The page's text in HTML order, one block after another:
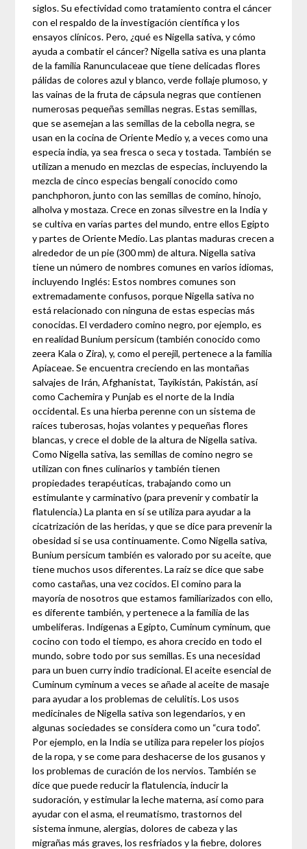
siglos. Su efectividad como tratamiento contra el cáncer
con el respaldo de la investigación científica y los
ensayos clínicos. Pero, ¿qué es Nigella sativa, y cómo
ayuda a combatir el cáncer? Nigella sativa es una planta
de la familia Ranunculaceae que tiene delicadas flores
pálidas de colores azul y blanco, verde follaje plumoso, y
las vainas de la fruta de cápsula negras que contienen
numerosas pequeñas semillas negras. Estas semillas,
que se asemejan a las semillas de la cebolla negra, se
usan en la cocina de Oriente Medio y, a veces como una
especia india, ya sea fresca o seca y tostada. También se
utilizan a menudo en mezclas de especias, incluyendo la
mezcla de cinco especias bengalí conocido como
panchphoron, junto con las semillas de comino, hinojo,
alholva y mostaza. Crece en zonas silvestre en la India y
se cultiva en varias partes del mundo, entre ellos Egipto
y partes de Oriente Medio. Las plantas maduras crecen a
alrededor de un pie (300 mm) de altura. Nigella sativa
tiene un número de nombres comunes en varios idiomas,
incluyendo Inglés: Estos nombres comunes son
extremadamente confusos, porque Nigella sativa no
está relacionado con ninguna de estas especias más
conocidas. El verdadero comino negro, por ejemplo, es
en realidad Bunium persicum (también conocido como
zeera Kala o Zira), y, como el perejil, pertenece a la familia
Apiaceae. Se encuentra creciendo en las montañas
salvajes de Irán, Afghanistat, Tayikistán, Pakistán, así
como Cachemira y Punjab es el norte de la India
occidental. Es una hierba perenne con un sistema de
raíces tuberosas, hojas volantes y pequeñas flores
blancas, y crece el doble de la altura de Nigella sativa.
Como Nigella sativa, las semillas de comino negro se
utilizan con fines culinarios y también tienen
propiedades terapéuticas, trabajando como un
estimulante y carminativo (para prevenir y combatir la
flatulencia.) La planta en sí se utiliza para ayudar a la
cicatrización de las heridas, y que se dice para prevenir la
obesidad si se usa continuamente. Como Nigella sativa,
Bunium persicum también es valorado por su aceite, que
tiene muchos usos diferentes. La raíz se dice que sabe
como castañas, una vez cocidos. El comino para la
mayoría de nosotros que estamos familiarizados con ello,
es diferente también, y pertenece a la familia de las
umbelíferas. Indígenas a Egipto, Cuminum cyminum, que
cocino con todo el tiempo, es ahora crecido en todo el
mundo, sobre todo por sus semillas. Es una necesidad
para un buen curry indio tradicional. El aceite esencial de
Cuminum cyminum a veces se añade al aceite de masaje
para ayudar a los problemas de celulitis. Los usos
medicinales de Nigella sativa son legendarios, y en
algunas sociedades se considera como un “cura todo”.
Por ejemplo, en la India se utiliza para repeler los piojos
de la ropa, y se come para deshacerse de los gusanos y
los problemas de curación de los nervios. También se
dice que puede reducir la flatulencia, inducir la
sudoración, y estimular la leche materna, así como para
ayudar con el asma, el reumatismo, trastornos del
sistema inmune, alergias, dolores de cabeza y las
migrañas más graves, los resfriados y la fiebre, dolores